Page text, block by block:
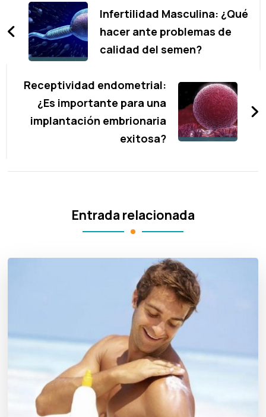
de
entradas
Infertilidad Masculina: ¿Qué
hacer ante problemas de
calidad del semen?
Receptividad endometrial:
¿Es importante para una
implantación embrionaria
exitosa?
Entrada relacionada